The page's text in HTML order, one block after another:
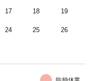
17 18 19
24 25 26